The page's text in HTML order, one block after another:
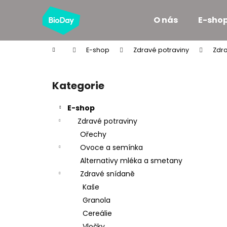
O nás E-
Domů E-shop Zdravé potraviny
Přeskočit
kategorie
Kategorie
E-shop
Zdravé potraviny
Ořechy
Ovoce a semínka
Alternativy mléka a smetany
Zdravé snídaně
Kaše
Granola
Cereálie
í
Zpět
do
Zpět
do